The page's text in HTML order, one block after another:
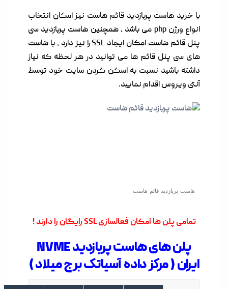
با خرید هاست پربازدید قائم هاست نیز امکان انتخاب
انواع ورژن php می باشد , همچنین هاست پربازدید سی
پنل قائم هاست امکان ایجاد SSL را نیز دارد , با هاست
های سی پنل قائم ها می توانید در هر لحظه که نیاز
داشته باشید نسبت به اسکن کردن سایت خود توسط
آنتی ویروس اقدام نمایید.
هاست پربازدید قائم هاست
تمامی پلن ها امکان فعالسازی SSL رایگان را دارند !
پلن های هاست پربازدید NVME
ایران ( مرکز داده آسیاتک برج میلاد )